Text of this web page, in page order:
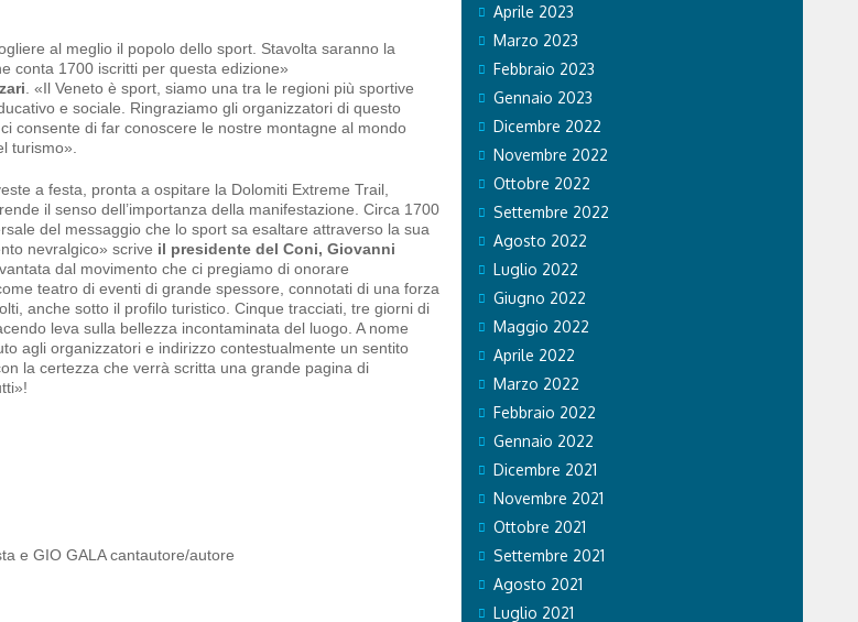
al meglio il popolo dello sport. Stavolta saranno la
conta 1700 iscritti per questa edizione»
. «Il Veneto è sport, siamo una tra le regioni più sportive
e sociale. Ringraziamo gli organizzatori di questo
consente di far conoscere le nostre montagne al mondo
turismo».
a festa, pronta a ospitare la Dolomiti Extreme Trail,
il senso dell’importanza della manifestazione. Circa 1700
del messaggio che lo sport sa esaltare attraverso la sua
nevralgico» scrive il presidente del Coni, Giovanni
dal movimento che ci pregiamo di onorare
teatro di eventi di grande spessore, connotati di una forza
anche sotto il profilo turistico. Cinque tracciati, tre giorni di
leva sulla bellezza incontaminata del luogo. A nome
agli organizzatori e indirizzo contestualmente un sentito
la certezza che verrà scritta una grande pagina di
e GIO GALA cantautore/autore
Aprile 2023
Marzo 2023
Febbraio 2023
Gennaio 2023
Dicembre 2022
Novembre 2022
Ottobre 2022
Settembre 2022
Agosto 2022
Luglio 2022
Giugno 2022
Maggio 2022
Aprile 2022
Marzo 2022
Febbraio 2022
Gennaio 2022
Dicembre 2021
Novembre 2021
Ottobre 2021
Settembre 2021
Agosto 2021
Luglio 2021